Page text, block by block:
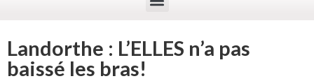
Landorthe : L’ELLES n’a pas
baissé les bras!